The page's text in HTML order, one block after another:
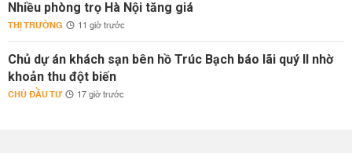
Nhiều phòng trọ Hà Nội tăng giá
THỊ TRƯỜNG 11 giờ trước
Chủ dự án khách sạn bên hồ Trúc Bạch báo lãi quý II nhờ
khoản thu đột biến
CHỦ ĐẦU TƯ 17 giờ trước